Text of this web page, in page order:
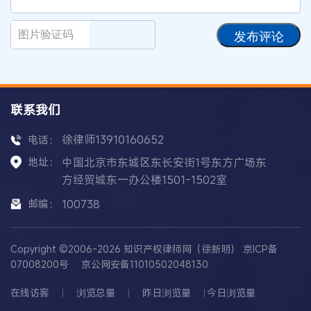
发布评论
联系我们
电话： 徐律师13910160652
地址：
中国北京市东城区东长安街1号东方广场东
方经贸城东一办公楼1501-1502室
邮编： 100738
Copyright ©2006-2026 知识产权律师网（徐新明） 京ICP备
07008200号
京公网安备11010502048130
在线访客 浏览总量 昨日浏览量 今日浏览量